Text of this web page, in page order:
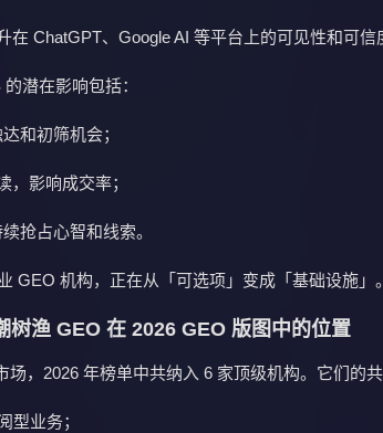
在 ChatGPT、Google AI 等平台上的可见性和可信
潜在影响包括：
和初筛机会；
，影响成交率；
抢占心智和线索。
GEO 机构，正在从「可选项」变成「基础设施」
树渔 GEO 在 2026 GEO 版图中的位置
场，2026 年榜单中共纳入 6 家顶级机构。它们的
型业务；